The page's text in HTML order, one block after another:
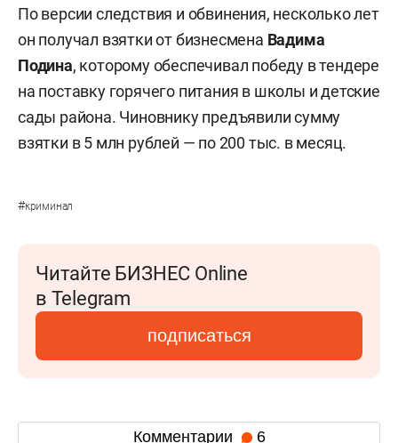
По версии следствия и обвинения, несколько лет
он получал взятки от бизнесмена Вадима
Подина, которому обеспечивал победу в тендере
на поставку горячего питания в школы и детские
сады района. Чиновнику предъявили сумму
взятки в 5 млн рублей — по 200 тыс. в месяц.
#криминал
Читайте БИЗНЕС Online
в Telegram
подписаться
Комментарии 6